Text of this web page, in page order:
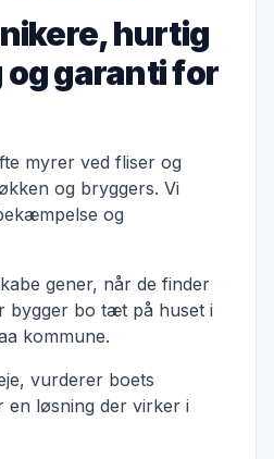
hurtig
garanti for
myrer ved fliser og
og bryggers. Vi
og
gener, når de finder
bygger bo tæt på huset i
kommune.
vurderer boets
løsning der virker i